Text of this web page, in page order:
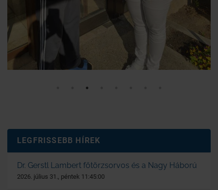
LEGFRISSEBB HÍREK
Dr. Gerstl Lambert főtörzsorvos és a Nagy Háború
2026. július 31., péntek 11:45:00